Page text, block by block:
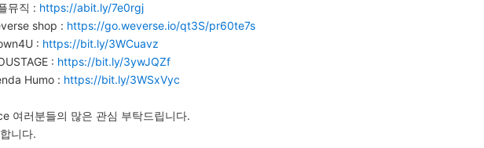
뮤직 : https://abit.ly/7e0rgj
shop : https://go.weverse.io/qt3S/pr60te7s
: https://bit.ly/3WCuavz
: https://bit.ly/3ywJQZf
Humo : https://bit.ly/3WSxVyc
여러분들의 많은 관심 부탁드립니다.
니다.